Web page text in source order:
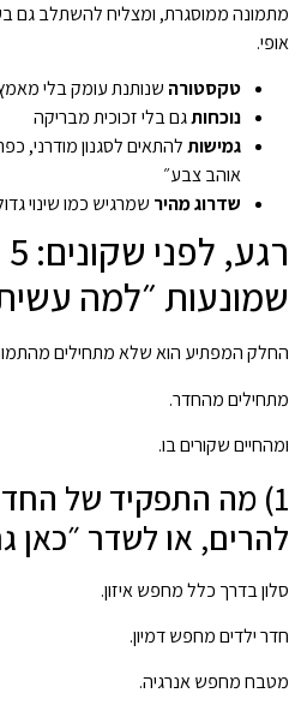
מתמונה ממוסגרת, ומצליח להשתלב גם
אופי.
טקסטורה שנותנת עומק בלי
נוכחותגם בלי זכוכית מבריקה
גמישותלהתאים לסגנון מודרני,
אוהב צבע״
שדרוג מהיר שמרגיש כמו שינוי
שמונעות ״למה
החלק המפתיע הוא שלא מתחילים
מתחילים מהחדר.
ומהחיים שקורים בו.
1) מה התפקיד של
להרים, או לשדר ״כאן
סלון בדרך כלל מחפש איזון.
חדר ילדים מחפש דמיון.
מטבח מחפש אנרגיה.